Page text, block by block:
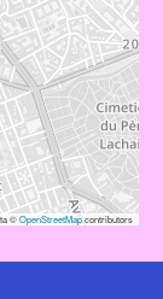
©OpenStreetMapcontributors